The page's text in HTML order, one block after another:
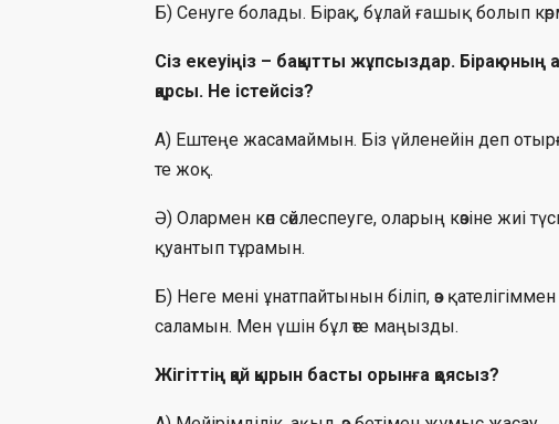
Б) Сенуге болады. Бірақ, бұлай ғашық болып
Сіз екеуіңіз – бақытты жұпсыздар. Бірақ
қарсы. Не істейсіз?
А) Ештеңе жасамаймын. Біз үйленейін деп
те жоқ.
Ә) Олармен көп сөйлеспеуге, оларың көзіне жиі
қуантып тұрамын.
Б) Неге мені ұнатпайтынын біліп, өз
саламын. Мен үшін бұл өте маңызды.
Жігіттің қай қырын басты орынға қоясыз?